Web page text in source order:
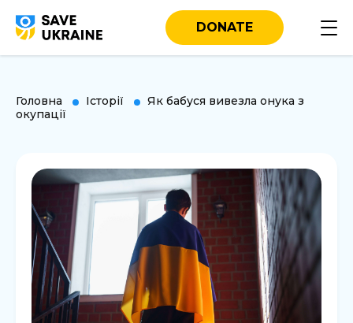
DONATE
Головна Історії
Як бабуся вивезла онука з
окупації